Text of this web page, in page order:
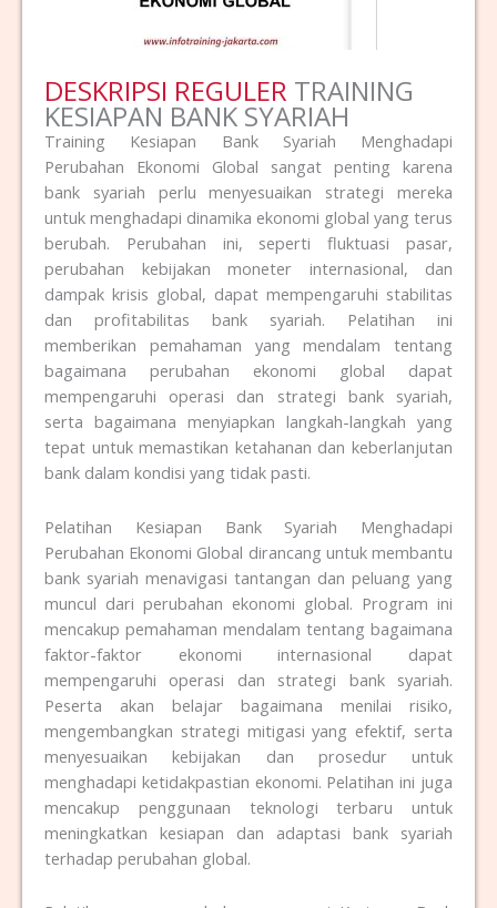
DESKRIPSI REGULER TRAINING
KESIAPAN BANK SYARIAH
Training Kesiapan Bank Syariah Menghadapi
Perubahan Ekonomi Global sangat penting karena
bank syariah perlu menyesuaikan strategi mereka
untuk menghadapi dinamika ekonomi global yang terus
berubah. Perubahan ini, seperti fluktuasi pasar,
perubahan kebijakan moneter internasional, dan
dampak krisis global, dapat mempengaruhi stabilitas
dan profitabilitas bank syariah. Pelatihan ini
memberikan pemahaman yang mendalam tentang
bagaimana perubahan ekonomi global dapat
mempengaruhi operasi dan strategi bank syariah,
serta bagaimana menyiapkan langkah-langkah yang
tepat untuk memastikan ketahanan dan keberlanjutan
bank dalam kondisi yang tidak pasti.
Pelatihan Kesiapan Bank Syariah Menghadapi
Perubahan Ekonomi Global dirancang untuk membantu
bank syariah menavigasi tantangan dan peluang yang
muncul dari perubahan ekonomi global. Program ini
mencakup pemahaman mendalam tentang bagaimana
faktor-faktor ekonomi internasional dapat
mempengaruhi operasi dan strategi bank syariah.
Peserta akan belajar bagaimana menilai risiko,
mengembangkan strategi mitigasi yang efektif, serta
menyesuaikan kebijakan dan prosedur untuk
menghadapi ketidakpastian ekonomi. Pelatihan ini juga
mencakup penggunaan teknologi terbaru untuk
meningkatkan kesiapan dan adaptasi bank syariah
terhadap perubahan global.